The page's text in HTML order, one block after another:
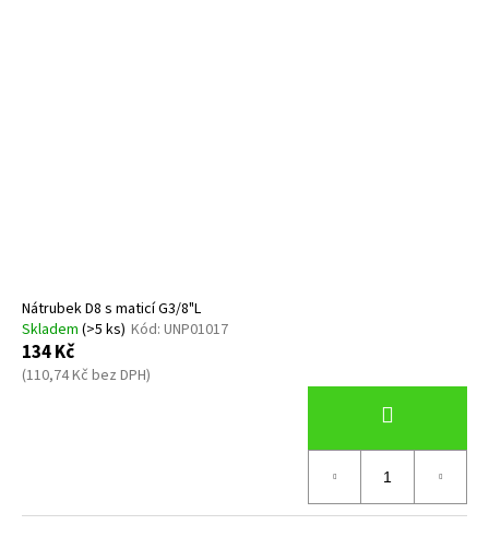
Nátrubek D8 s maticí G3/8"L
Skladem (>5 ks) Kód: UNP01017
134 Kč
(110,74 Kč bez DPH)